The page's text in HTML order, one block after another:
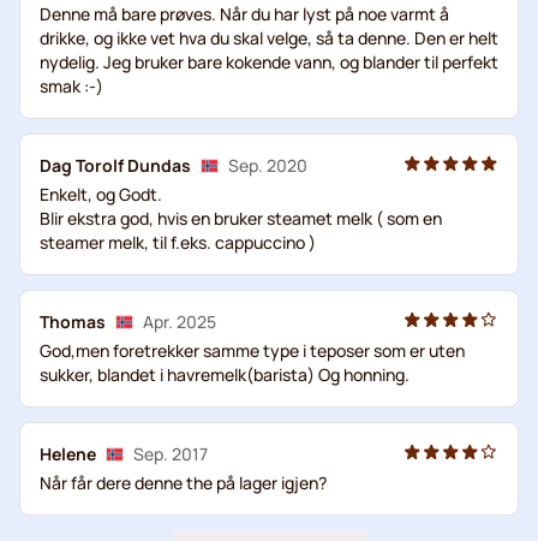
Denne må bare prøves. Når du har lyst på noe varmt å
drikke, og ikke vet hva du skal velge, så ta denne. Den er helt
nydelig. Jeg bruker bare kokende vann, og blander til perfekt
smak :-)
Dag Torolf Dundas
Sep. 2020
Enkelt, og Godt.
Blir ekstra god, hvis en bruker steamet melk ( som en
steamer melk, til f.eks. cappuccino )
Thomas
Apr. 2025
God,men foretrekker samme type i teposer som er uten
sukker, blandet i havremelk(barista) Og honning.
Helene
Sep. 2017
Når får dere denne the på lager igjen?